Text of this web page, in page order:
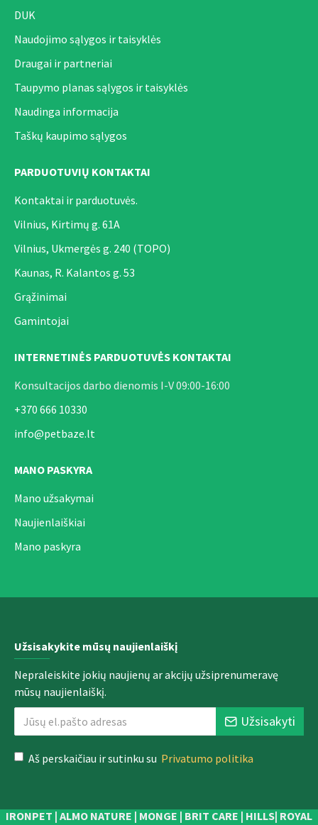
DUK
Naudojimo sąlygos ir taisyklės
Draugai ir partneriai
Taupymo planas sąlygos ir taisyklės
Naudinga informacija
Taškų kaupimo sąlygos
PARDUOTUVIŲ KONTAKTAI
Kontaktai ir parduotuvės.
Vilnius, Kirtimų g. 61A
Vilnius, Ukmergės g. 240 (TOPO)
Kaunas, R. Kalantos g. 53
Grąžinimai
Gamintojai
INTERNETINĖS PARDUOTUVĖS KONTAKTAI
Konsultacijos darbo dienomis I-V 09:00-16:00
+370 666 10330
info@petbaze.lt
MANO PASKYRA
Mano užsakymai
Naujienlaiškiai
Mano paskyra
Užsisakykite mūsų naujienlaiškį
Nepraleiskite jokių naujienų ar akcijų užsiprenumeravę
mūsų naujienlaiškį.
Užsisakyti
Aš perskaičiau ir sutinku su Privatumo politika
IRONPET | ALMO NATURE | MONGE | BRIT CARE | HILLS| ROYAL